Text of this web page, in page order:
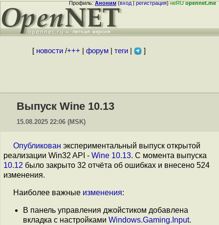
Профиль:Аноним(вход|регистрация)неRUopennet.me
[ новости/+++ форум| теги| ]
Выпуск Wine 10.13
15.08.2025 22:06 (MSK)
Опубликован экспериментальный выпуск открытой
реализации Win32 API - Wine 10.13. С момента выпуска
10.12 было закрыто 32 отчёта об ошибках и внесено 524
изменения.
Наиболее важные изменения:
В панель управления джойстиком добавлена
вкладка с настройками Windows.Gaming.Input.